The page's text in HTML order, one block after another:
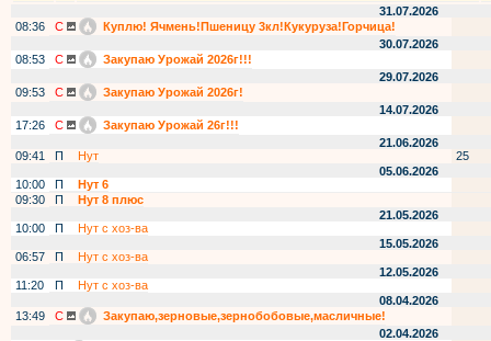
31.07.2026
08:36
С
Куплю! Ячмень!Пшеницу 3кл!Кукуруза!Горчица!
30.07.2026
08:53
С
Закупаю Урожай 2026г!!!
29.07.2026
09:53
С
Закупаю Урожай 2026г!
14.07.2026
17:26
С
Закупаю Урожай 26г!!!
21.06.2026
09:41
П Нут
25
05.06.2026
10:00
П
Нут 6
09:30
П
Нут 8 плюс
21.05.2026
10:00
П
Нут с хоз-ва
15.05.2026
06:57
П
Нут с хоз-ва
12.05.2026
11:20
П
Нут с хоз-ва
08.04.2026
13:49
С
Закупаю,зерновые,зернобобовые,масличные!
02.04.2026